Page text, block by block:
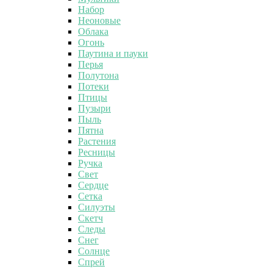
Набор
Неоновые
Облака
Огонь
Паутина и пауки
Перья
Полутона
Потеки
Птицы
Пузыри
Пыль
Пятна
Растения
Ресницы
Ручка
Свет
Сердце
Сетка
Силуэты
Скетч
Следы
Снег
Солнце
Спрей